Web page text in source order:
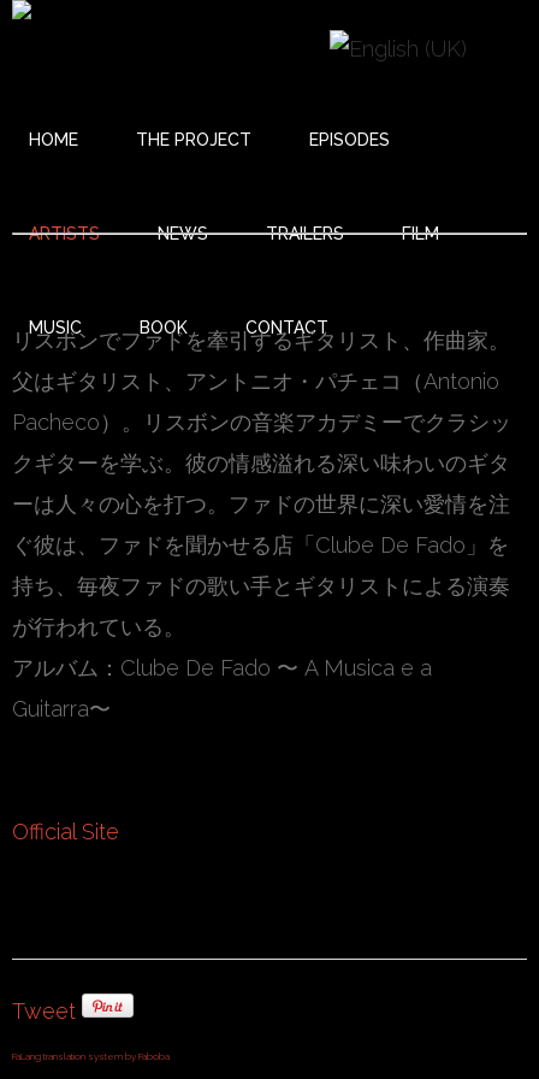
HOME THE PROJECT EPISODES
ARTISTS NEWS TRAILERS FILM
MUSIC BOOK CONTACT
MARIO PACHECO
リスボンでファドを牽引するギタリスト、作曲家。
父はギタリスト、アントニオ・パチェコ（Antonio
Pacheco）。リスボンの音楽アカデミーでクラシッ
クギターを学ぶ。彼の情感溢れる深い味わいのギタ
ーは人々の心を打つ。ファドの世界に深い愛情を注
ぐ彼は、ファドを聞かせる店「Clube De Fado」を
持ち、毎夜ファドの歌い手とギタリストによる演奏
が行われている。
アルバム：Clube De Fado 〜 A Musica e a
Guitarra〜
Official Site
Tweet
FaLang translation system by Faboba